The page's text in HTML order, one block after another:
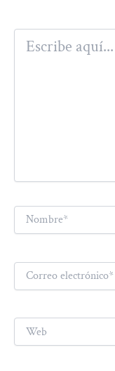
Escribe
aquí...
Nombre*
Correo
electrónico*